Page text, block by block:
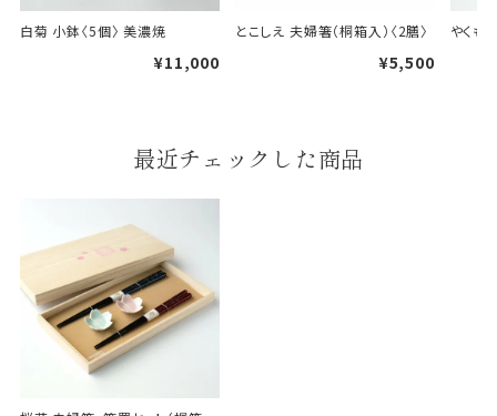
婚礼や出産などのギフト
のし・包装体裁により、紐（ひも）掛けしない場合が
あります。
天掛け包装について
段ボールの上から熨斗紙・包
白菊 小鉢〈5個〉 美濃焼
¥11,000
とこしえ 夫婦箸（桐箱入）〈2膳〉
¥5,500
やくも
最近チェックした商品